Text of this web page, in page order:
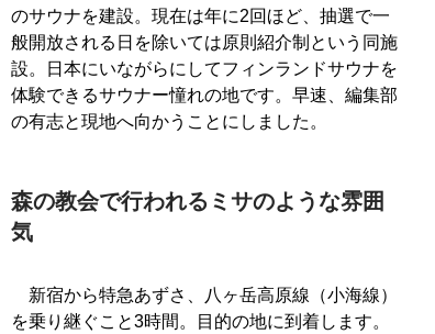
のサウナを建設。現在は年に2回ほど、抽選で一
般開放される日を除いては原則紹介制という同施
設。日本にいながらにしてフィンランドサウナを
体験できるサウナー憧れの地です。早速、編集部
の有志と現地へ向かうことにしました。
森の教会で行われるミサのような雰囲
気
新宿から特急あずさ、八ヶ岳高原線（小海線）
を乗り継ぐこと3時間。目的の地に到着します。